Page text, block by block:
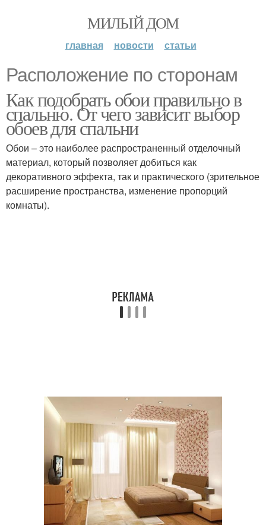
МИЛЫЙ ДОМ
главная новости статьи
Расположение по сторонам
Как подобрать обои правильно в
спальню. От чего зависит выбор
обоев для спальни
Обои – это наиболее распространенный отделочный
материал, который позволяет добиться как
декоративного эффекта, так и практического (зрительное
расширение пространства, изменение пропорций
комнаты).